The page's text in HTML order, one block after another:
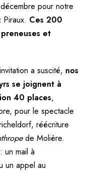
pour notre
Ces 200
et
a suscité, nos
se joignent à
40 places,
pour le spectacle
réécriture
de Molière.
un mail à
un appel au